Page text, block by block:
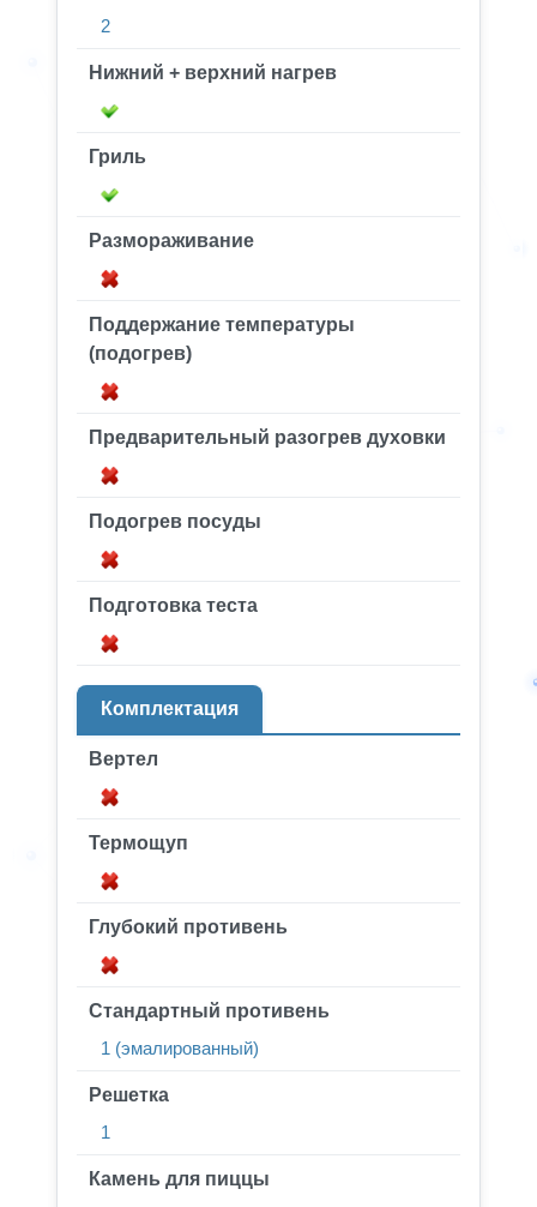
2
Нижний + верхний нагрев
Гриль
Размораживание
Поддержание температуры
(подогрев)
Предварительный разогрев духовки
Подогрев посуды
Подготовка теста
Комплектация
Вертел
Термощуп
Глубокий противень
Стандартный противень
1 (эмалированный)
Решетка
1
Камень для пиццы